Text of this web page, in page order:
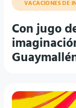
VACACIONES DE
Con jugo